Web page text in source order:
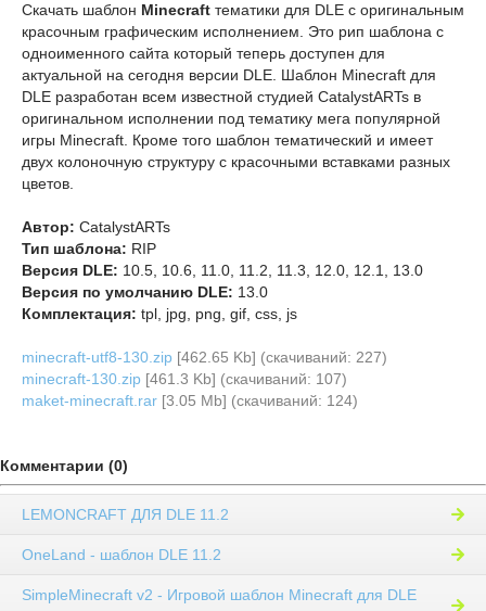
Скачать шаблон Minecraft тематики для DLE с оригинальным
красочным графическим исполнением. Это рип шаблона с
одноименного сайта который теперь доступен для
актуальной на сегодня версии DLE. Шаблон Minecraft для
DLE разработан всем известной студией CatalystARTs в
оригинальном исполнении под тематику мега популярной
игры Minecraft. Кроме того шаблон тематический и имеет
двух колоночную структуру с красочными вставками разных
цветов.
Автор: CatalystARTs
Тип шаблона: RIP
Версия DLE: 10.5, 10.6, 11.0, 11.2, 11.3, 12.0, 12.1, 13.0
Версия по умолчанию DLE: 13.0
Комплектация: tpl, jpg, png, gif, css, js
minecraft-utf8-130.zip [462.65 Kb] (cкачиваний: 227)
minecraft-130.zip [461.3 Kb] (cкачиваний: 107)
maket-minecraft.rar [3.05 Mb] (cкачиваний: 124)
Комментарии (0)
LEMONCRAFT ДЛЯ DLE 11.2
OneLand - шаблон DLE 11.2
SimpleMinecraft v2 - Игровой шаблон Minecraft для DLE